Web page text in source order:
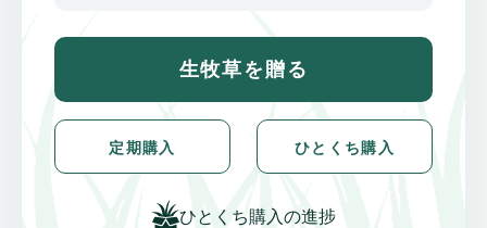
生牧草を贈る
定期購入 ひとくち購入
ひとくち購入の進捗